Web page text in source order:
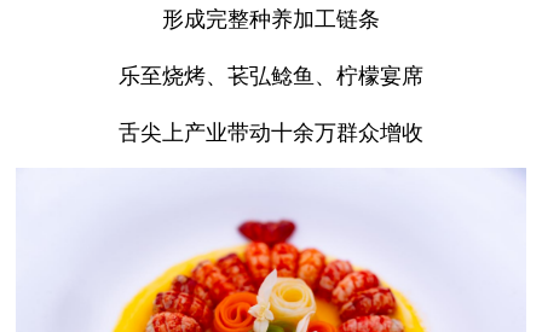
形成完整种养加工链条
乐至烧烤、苌弘鲶鱼、柠檬宴席
舌尖上产业带动十余万群众增收